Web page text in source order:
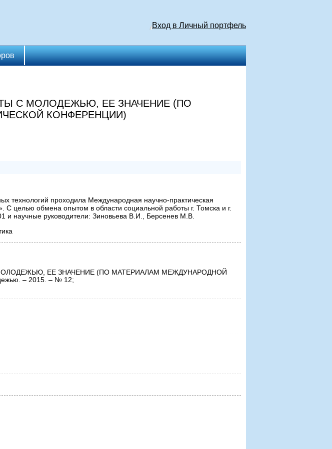
Вход в Личный портфель
С МОЛОДЕЖЬЮ, ЕЕ ЗНАЧЕНИЕ (ПО
КОНФЕРЕНЦИИ)
технологий проходила Международная научно-практическая
целью обмена опытом в области социальной работы г. Томска и г.
и научные руководители: Зиновьева В.И., Берсенев М.В.
ЕЕ ЗНАЧЕНИЕ (ПО МАТЕРИАЛАМ МЕЖДУНАРОДНОЙ
– 2015. – № 12;